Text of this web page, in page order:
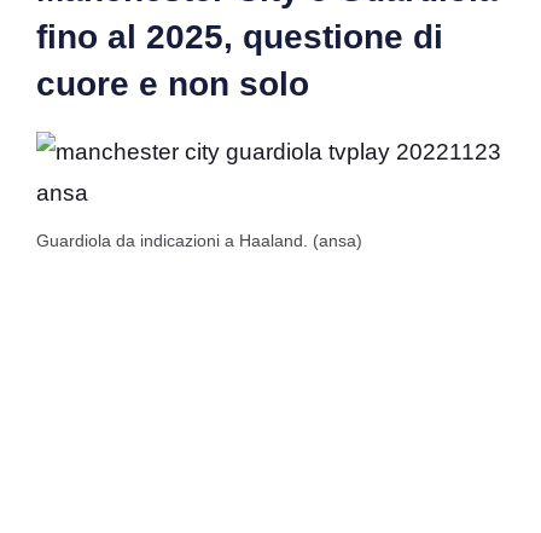
fino al 2025, questione di
cuore e non solo
Guardiola da indicazioni a Haaland. (ansa)